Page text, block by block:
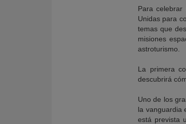
Para celebrar
Unidas para
temas que
misiones
astroturismo.
La primera
descubrirá
Uno de los
la vanguardia
está prevista